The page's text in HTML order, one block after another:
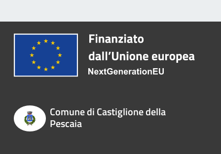
Comune di Castiglione della
Pescaia